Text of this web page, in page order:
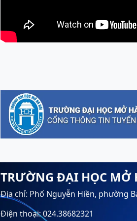
TRƯỜNG ĐẠI HỌC MỞ
Địa chỉ: Phố Nguyễn Hiền, phường
Điện thoại: 024.38682321